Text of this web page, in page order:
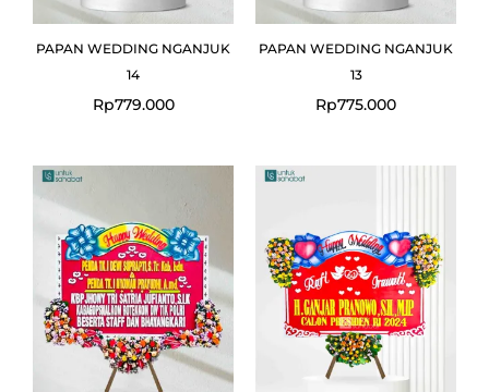
PAPAN WEDDING NGANJUK
14
Rp779.000
PAPAN WEDDING NGANJUK
13
Rp775.000